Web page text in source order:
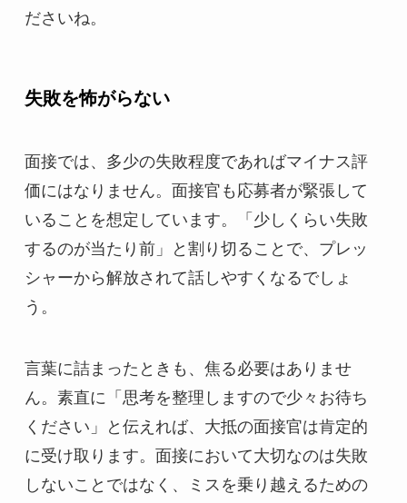
ださいね。
失敗を怖がらない
面接では、多少の失敗程度であればマイナス評
価にはなりません。面接官も応募者が緊張して
いることを想定しています。「少しくらい失敗
するのが当たり前」と割り切ることで、プレッ
シャーから解放されて話しやすくなるでしょ
う。
言葉に詰まったときも、焦る必要はありませ
ん。素直に「思考を整理しますので少々お待ち
ください」と伝えれば、大抵の面接官は肯定的
に受け取ります。面接において大切なのは失敗
しないことではなく、ミスを乗り越えるための